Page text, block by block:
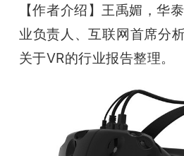
中
心
【作者介绍】王禹媚，华
业负责人、互联网首席分
关于VR的行业报告整理。